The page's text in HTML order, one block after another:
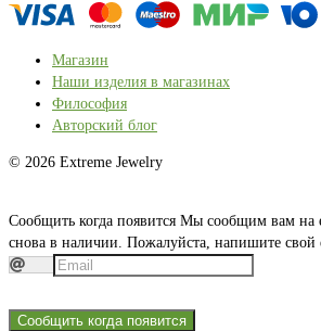
Магазин
Наши изделия в магазинах
Философия
Авторский блог
© 2026 Extreme Jewelry
Сообщить когда появится Мы сообщим вам на
снова в наличии. Пожалуйста, напишите свой
Сообщить когда появится